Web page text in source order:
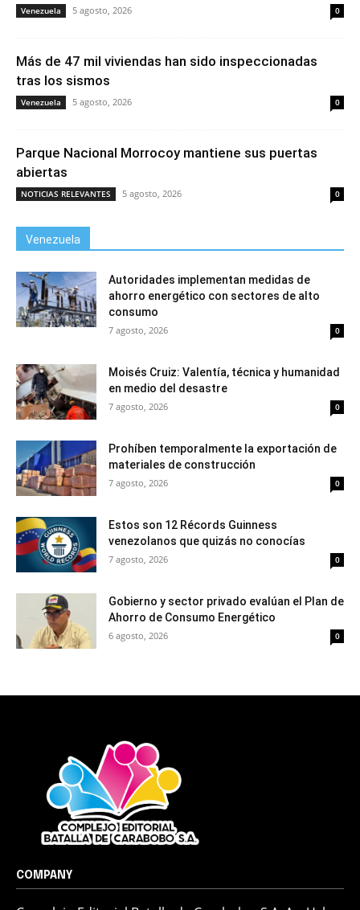
Venezuela 5 agosto, 2026 0
Más de 47 mil viviendas han sido inspeccionadas
tras los sismos
Venezuela 5 agosto, 2026 0
Parque Nacional Morrocoy mantiene sus puertas
abiertas
NOTICIAS RELEVANTES 5 agosto, 2026 0
Venezuela
Autoridades implementan medidas de
ahorro energético con sectores de alto
consumo
7 agosto, 2026 0
Moisés Cruiz: Valentía, técnica y humanidad
en medio del desastre
7 agosto, 2026 0
Prohíben temporalmente la exportación de
materiales de construcción
7 agosto, 2026 0
Estos son 12 Récords Guinness
venezolanos que quizás no conocías
7 agosto, 2026 0
Gobierno y sector privado evalúan el Plan de
Ahorro de Consumo Energético
6 agosto, 2026 0
COMPANY